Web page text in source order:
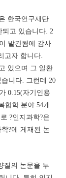
한국연구재단
되고 있습니다. 2
발간됨에 감사
고자 합니다.
있으며 그 일환
니다. 그런데 20
0.15(자기인용
합학 분야 54개
?인지과학?은
?에 게재된 논
질의 논문을 투